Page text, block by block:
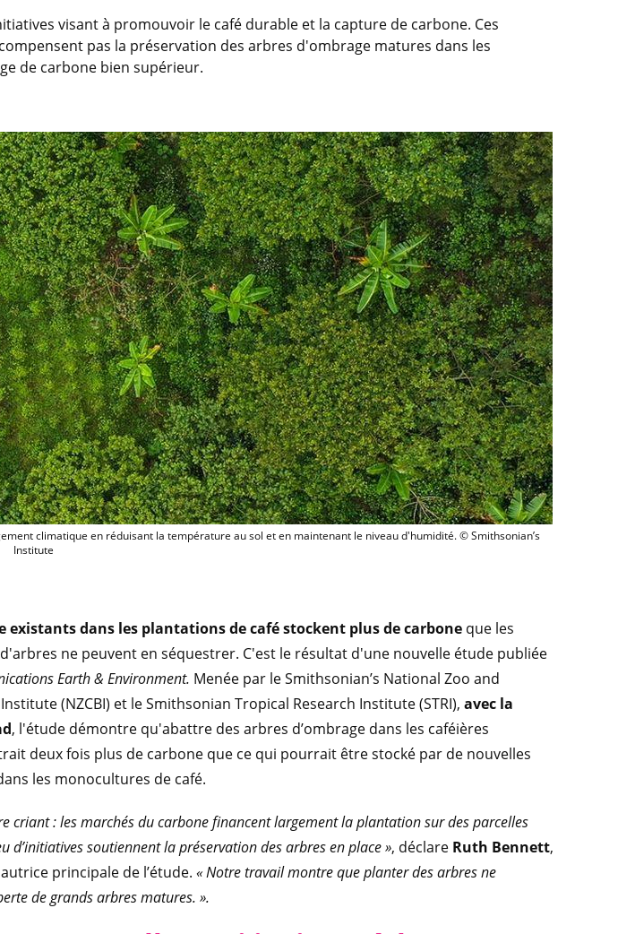
visant à promouvoir le café durable et la capture de carbone. Ces
pas la préservation des arbres d'ombrage matures dans les
de carbone bien supérieur.
© Smithsonian’s Institute
climatique en réduisant la température au sol et en maintenant le niveau d'humidité. © Smithsonian’s
Institute
existants dans les plantations de café stockent plus de carbone que les
ne peuvent en séquestrer. C'est le résultat d'une nouvelle étude publiée
Earth & Environment. Menée par le Smithsonian’s National Zoo and
(NZCBI) et le Smithsonian Tropical Research Institute (STRI), avec la
, l'étude démontre qu'abattre des arbres d’ombrage dans les caféières
deux fois plus de carbone que ce qui pourrait être stocké par de nouvelles
les monocultures de café.
criant : les marchés du carbone financent largement la plantation sur des parcelles
d’initiatives soutiennent la préservation des arbres en place », déclare Ruth Bennett,
principale de l’étude. « Notre travail montre que planter des arbres ne
de grands arbres matures. ».